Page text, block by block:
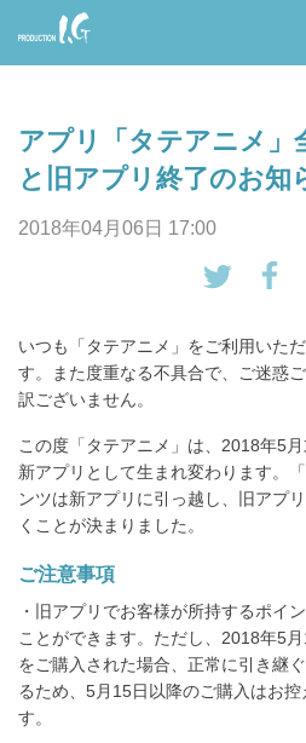
Prod
n I.G
アプリ「タテアニメ
と旧アプリ終了のお知
2018年04月06日 17:00
eet
す
bo
シ
ェ
ア
いつも「タテアニメ」をご利用いた
す。また度重なる不具合で、ご迷惑
訳ございません。
この度「タテアニメ」は、2018年5
新アプリとして生まれ変わります。
ンツは新アプリに引っ越し、旧アプ
くことが決まりました。
ご注意事項
・旧アプリでお客様が所持するポイ
ことができます。ただし、2018年5
をご購入された場合、正常に引き継
るため、5月15日以降のご購入はお
す。